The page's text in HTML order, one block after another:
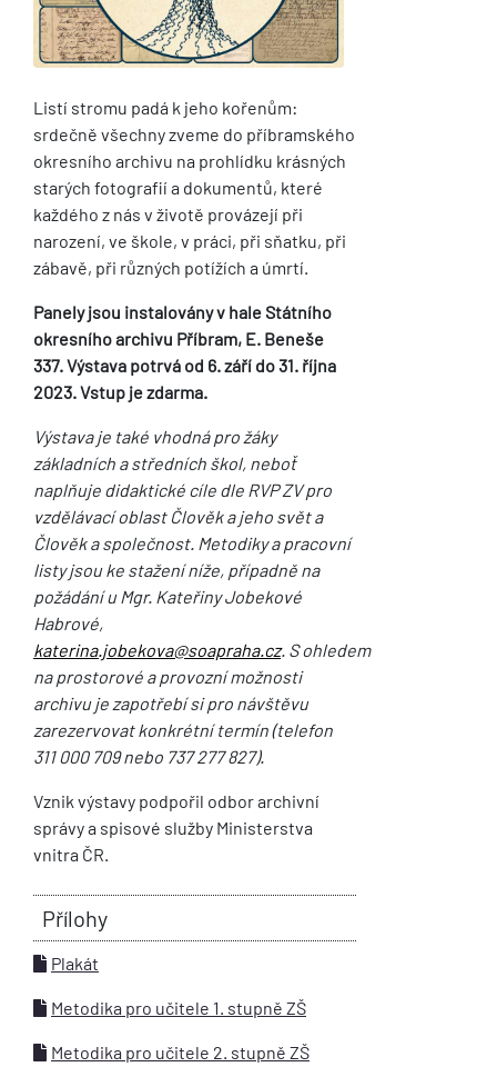
Listí stromu padá k jeho kořenům:
srdečně všechny zveme do příbramského
okresního archivu na prohlídku krásných
starých fotografií a dokumentů, které
každého z nás v životě provázejí při
narození, ve škole, v práci, při sňatku, při
zábavě, při různých potížích a úmrtí.
Panely jsou instalovány v hale Státního
okresního archivu Příbram, E. Beneše
337. Výstava potrvá od 6. září do 31. října
2023. Vstup je zdarma.
Výstava je také vhodná pro žáky
základních a středních škol, neboť
naplňuje didaktické cíle dle RVP ZV pro
vzdělávací oblast Člověk a jeho svět a
Člověk a společnost. Metodiky a pracovní
listy jsou ke stažení níže, případně na
požádání u Mgr. Kateřiny Jobekové
Habrové,
katerina.jobekova@soapraha.cz. S ohledem
na prostorové a provozní možnosti
archivu je zapotřebí si pro návštěvu
zarezervovat konkrétní termín (telefon
311 000 709 nebo 737 277 827).
Vznik výstavy podpořil odbor archivní
správy a spisové služby Ministerstva
vnitra ČR.
Přílohy
Plakát
Metodika pro učitele 1. stupně ZŠ
Metodika pro učitele 2. stupně ZŠ